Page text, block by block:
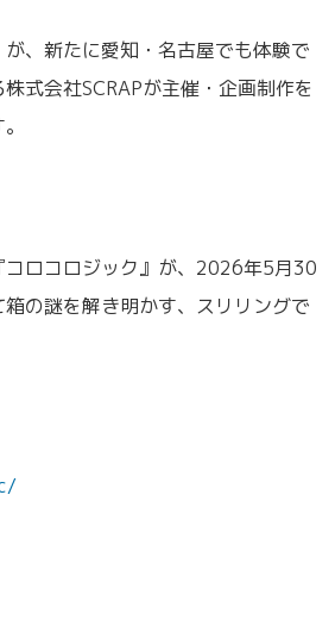
、新たに愛知・名古屋でも体験で
式会社SCRAPが主催・企画制作を
ロコロジック』が、2026年5月30
の謎を解き明かす、スリリングで